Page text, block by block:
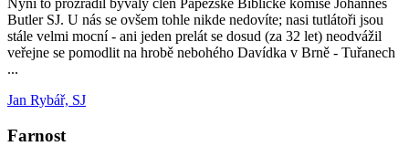
Nyní to prozradil bývalý člen Papežské Biblické komise Johannes
Butler SJ. U nás se ovšem tohle nikde nedovíte; nasi tutlátoři jsou
stále velmi mocní - ani jeden prelát se dosud (za 32 let) neodvážil
veřejne se pomodlit na hrobě nebohého Davídka v Brně - Tuřanech
...
Jan Rybář, SJ
Farnost